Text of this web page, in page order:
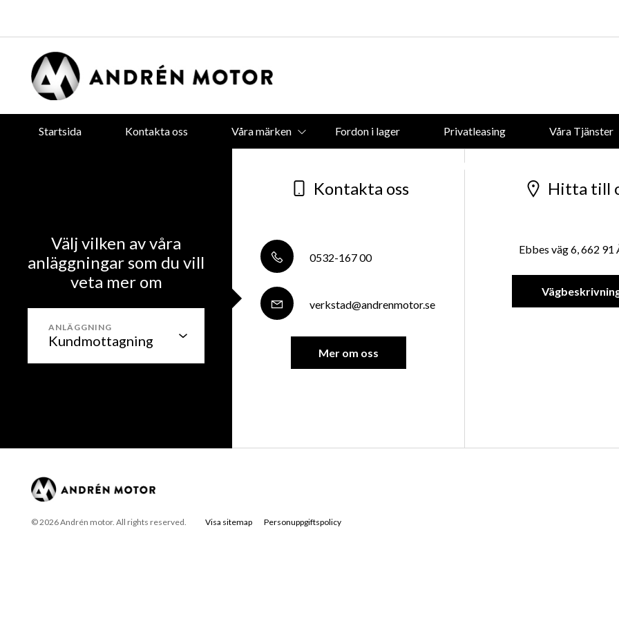
Startsida Kontakta oss Våra märken Fordon i lager Privatleasing Våra Tjänster
Företaget
Välj vilken av våra
anläggningar som du vill
veta mer om
ANLÄGGNING
Kontakta oss
0532-167 00
verkstad@andrenmotor.se
Mer om oss
Hitta till
Ebbes väg 6, 662 91
© 2026 Andrén motor. All rights reserved. Visa sitemap Personuppgiftspolicy